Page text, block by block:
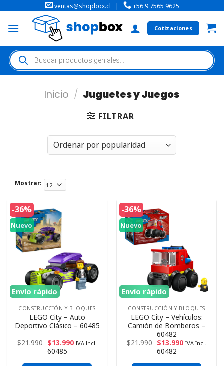
ventas@shopbox.cl | +56 9 7565 9625
Cotizaciones
Inicio / Juguetes y Juegos
FILTRAR
Mostrar:
-36%
Nuevo
Envío rápido
CONSTRUCCIÓN Y BLOQUES
LEGO City – Auto
Deportivo Clásico – 60485
$21.990 $13.990 IVA Incl.
60485
-36%
Nuevo
Envío rápido
CONSTRUCCIÓN Y BLOQUES
LEGO City – Vehículos:
Camión de Bomberos –
60482
$21.990 $13.990 IVA Incl.
60482